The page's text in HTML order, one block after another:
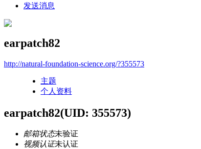
发送消息
earpatch82
http://natural-foundation-science.org/?355573
主题
个人资料
earpatch82(UID: 355573)
邮箱状态未验证
视频认证未认证